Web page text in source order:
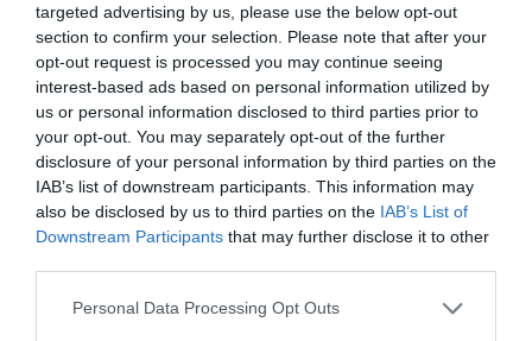
targeted advertising by us, please use the below opt-out
section to confirm your selection. Please note that after your
opt-out request is processed you may continue seeing
interest-based ads based on personal information utilized by
us or personal information disclosed to third parties prior to
your opt-out. You may separately opt-out of the further
disclosure of your personal information by third parties on the
IAB’s list of downstream participants. This information may
also be disclosed by us to third parties on the IAB’s List of
Downstream Participants that may further disclose it to other
Personal Data Processing Opt Outs
Γραμμένο το 1915 το βιβλίο αυτό απηχεί μια εποχή
γεμάτη αστάθεια, γεμάτη από υποσχέσεις που
ενδεχομένως ποτέ να μην ευοδωθούν και άρα η
ανασφάλεια όλο και μεγαλώνει εις βάρος του
ανθρώπου. Ο Οσόκιν είναι σε κατάσταση δραματική σε
όλα τα επίπεδα και βρίσκεται επί ξύλου κρεμάμενος να
αναζητά μια κάποια λύση, όπως έγραφε τότε και ο
Καβάφης. «Πήγα στον μάγο και του ζήτησα να με στείλει
πίσω. Είπε ότι θα με έστελνε δώδεκα χρόνια πίσω. Είναι
από το σπίτι. Δεν μπορούσα να μείνω μέσα. Είναι άραγε